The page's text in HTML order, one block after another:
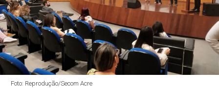
Foto: Reprodução/Secom Acre